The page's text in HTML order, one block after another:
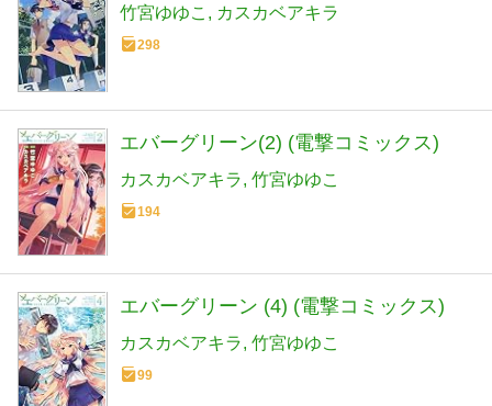
竹宮ゆゆこ カスカベアキラ
298
エバーグリーン(2) (電撃コミックス)
カスカベアキラ 竹宮ゆゆこ
194
エバーグリーン (4) (電撃コミックス)
カスカベアキラ 竹宮ゆゆこ
99